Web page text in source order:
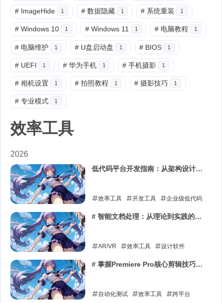
# ImageHide 1 # 数据隐藏 1 # 系统重装 1
# Windows 10 1 # Windows 11 1 # 电脑教程 1
# 电脑维护 1 # U盘启动盘 1 # BIOS 1
# UEFI 1 # 华为手机 1 # 手机摄影 1
# 相机设置 1 # 拍照教程 1 # 摄影技巧 1
# 专业模式 1
效率工具
2026
低代码平台开发指南：从架构设计到
效率工具 开发工具 企业级低代码
落地 低代码架构设计 模型驱动引擎
2026-05-18
# 智能文档处理：从理论到实践的完
AR/VR 效率工具 设计软件
2026-04-19
# 掌握Premiere Pro核心剪辑技巧：
自动化测试 效率工具 跨平台